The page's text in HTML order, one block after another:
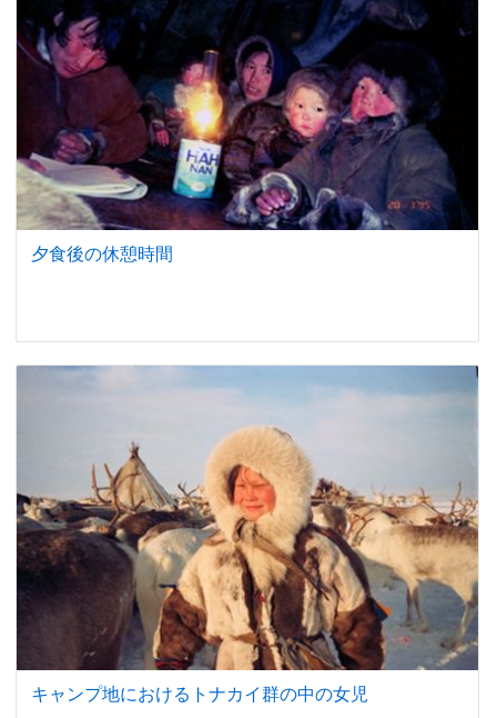
夕食後の休憩時間
キャンプ地におけるトナカイ群の中の女児